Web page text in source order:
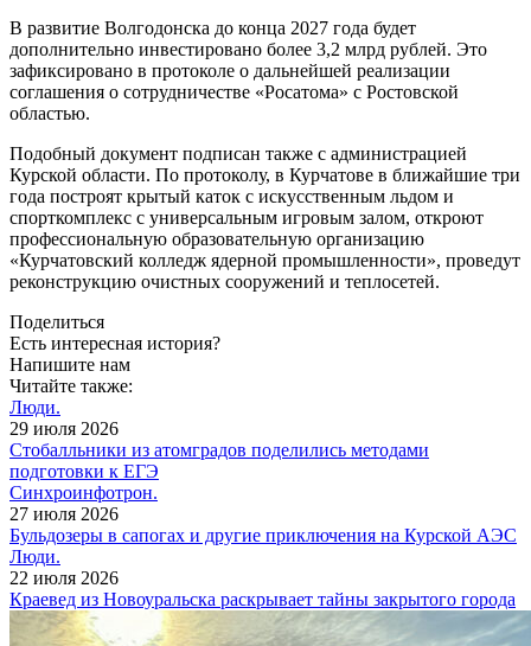
В развитие Волгодонска до конца 2027 года будет
дополнительно инвестировано более 3,2 млрд рублей. Это
зафиксировано в протоколе о дальнейшей реализации
соглашения о сотрудничестве «Росатома» с Ростовской
областью.
Подобный документ подписан также с администрацией
Курской области. По протоколу, в Курчатове в ближайшие три
года построят крытый каток с искусственным льдом и
спорткомплекс с универсальным игровым залом, откроют
профессиональную образовательную организацию
«Курчатовский колледж ядерной промышленности», проведут
реконструкцию очистных сооружений и теплосетей.
Поделиться
Есть интересная история?
Напишите нам
Читайте также:
Люди.
29 июля 2026
Cтобалльники из атомградов поделились методами
подготовки к ЕГЭ
Синхроинфотрон.
27 июля 2026
Бульдозеры в сапогах и другие приключения на Курской АЭС
Люди.
22 июля 2026
Краевед из Новоуральска раскрывает тайны закрытого города